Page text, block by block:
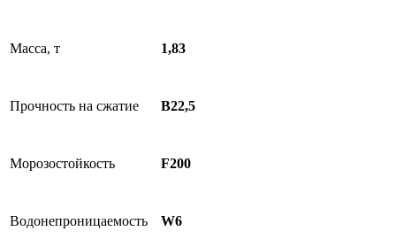
Масса, т 1,83
Прочность на сжатие В22,5
Морозостойкость F200
Водонепроницаемость W6